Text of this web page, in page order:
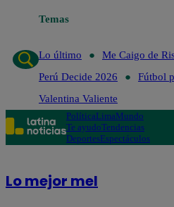
Temas
Lo último
Me Caigo de
Perú Decide 2026
Fútbol
Valentina Valiente
PolíticaLimaMundo
Te ayudoTendencias
DeportesEspectáculos
Lo mejor mel